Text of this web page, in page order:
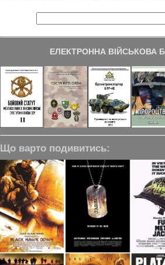
ЕЛЕКТРОННА ВІЙСЬКОВА
Що варто подивитись: